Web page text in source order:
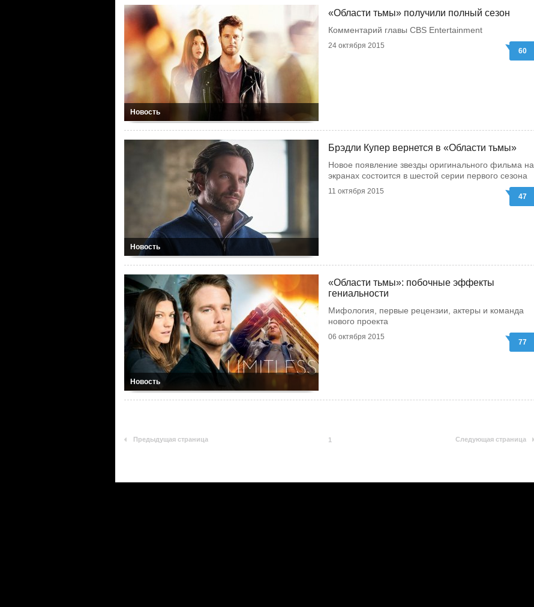
Новость
«Области тьмы» получили полный сезон
Комментарий главы CBS Entertainment
24 октября 2015
60
Новость
Брэдли Купер вернется в «Области тьмы»
Новое появление звезды оригинального фильма на
экранах состоится в шестой серии первого сезона
11 октября 2015
47
Новость
«Области тьмы»: побочные эффекты
гениальности
Мифология, первые рецензии, актеры и команда
нового проекта
06 октября 2015
77
Предыдущая страница 1 Следующая страница